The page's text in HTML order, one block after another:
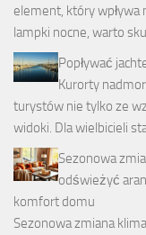
element, który wpływa
lampki nocne, warto
Popływać
Kurorty
turystów nie tylko ze
widoki. Dla wielbicieli
Sezonowa
odświeżyć
komfort domu
Sezonowa zmiana